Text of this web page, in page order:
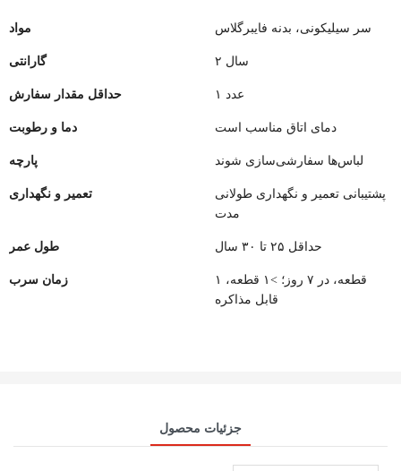
مواد سر سیلیکونی، بدنه فایبرگلاس
گارانتی ۲ سال
حداقل مقدار سفارش ۱ عدد
دما و رطوبت دمای اتاق مناسب است
پارچه لباس‌ها سفارشی‌سازی شوند
تعمیر و نگهداری
پشتیبانی تعمیر و نگهداری طولانی
مدت
طول عمر حداقل ۲۵ تا ۳۰ سال
زمان سرب
۱ قطعه، در ۷ روز؛ >۱ قطعه،
قابل مذاکره
جزئیات محصول